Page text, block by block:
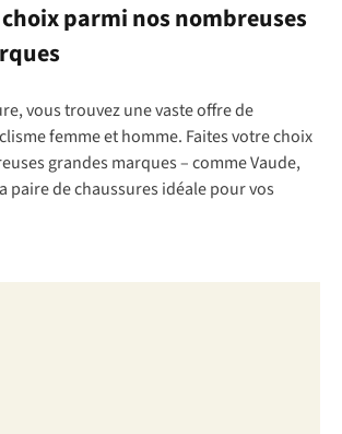
parmi nos nombreuses
vous trouvez une vaste offre de
femmeethomme. Faites votre choix
grandes marques – commeVaude,
paire de chaussures idéale pour vos